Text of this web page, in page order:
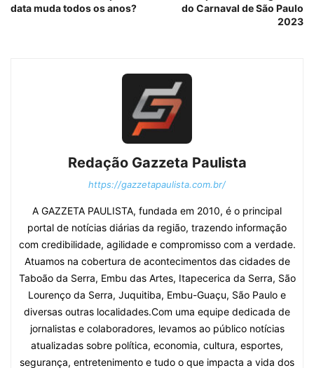
data muda todos os anos?
do Carnaval de São Paulo
2023
Redação Gazzeta Paulista
https://gazzetapaulista.com.br/
A GAZZETA PAULISTA, fundada em 2010, é o principal
portal de notícias diárias da região, trazendo informação
com credibilidade, agilidade e compromisso com a verdade.
Atuamos na cobertura de acontecimentos das cidades de
Taboão da Serra, Embu das Artes, Itapecerica da Serra, São
Lourenço da Serra, Juquitiba, Embu-Guaçu, São Paulo e
diversas outras localidades.Com uma equipe dedicada de
jornalistas e colaboradores, levamos ao público notícias
atualizadas sobre política, economia, cultura, esportes,
segurança, entretenimento e tudo o que impacta a vida dos